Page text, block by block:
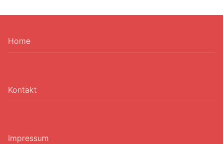
Home
Kontakt
Impressum